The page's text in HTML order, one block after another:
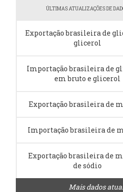
ÚLTIMAS ATUALIZAÇÕES DE
Exportação brasileira de
glicerol
Importação brasileira de
em bruto e glicerol
Exportação brasileira de
Importação brasileira de
Exportação brasileira de
de sódio
Mais dados